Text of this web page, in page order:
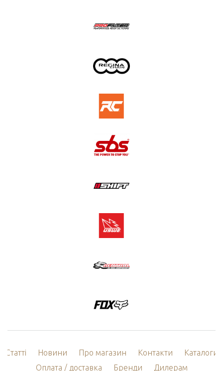
Статті Новини Про магазин Контакти
Каталоги
Оплата / доставка
Бренди Дилерам